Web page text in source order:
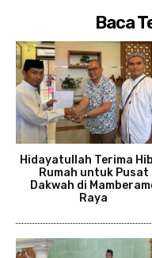
Baca
Hidayatullah Terima
Rumah untuk Pusat
Dakwah di
Raya